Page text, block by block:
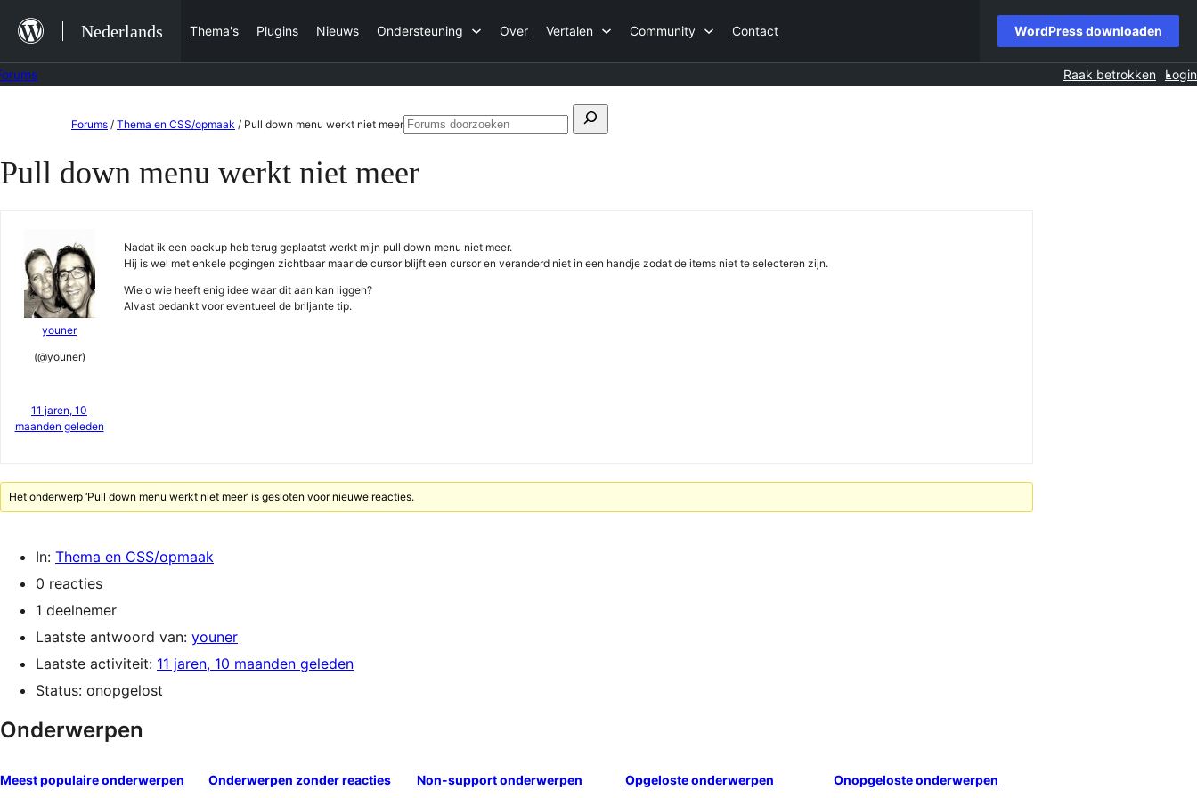
naar
de
Nederlands Thema's Plugins Nieuws Ondersteuning Over Vertalen Community Contact WordPress downloaden
Raak betrokken Login
de
Forums / Thema en CSS/opmaak / Pull down menu werkt niet meerZoeken
Forums
Pull down menu werkt niet meer
youner
(@youner)
11 jaren, 10
maanden geleden
Nadat ik een backup heb terug geplaatst werkt mijn pull down menu niet meer.
Hij is wel met enkele pogingen zichtbaar maar de cursor blijft een cursor en veranderd niet in een handje zodat de items niet te selecteren zijn.
Wie o wie heeft enig idee waar dit aan kan liggen?
Alvast bedankt voor eventueel de briljante tip.
Het onderwerp ‘Pull down menu werkt niet meer’ is gesloten voor nieuwe reacties.
In: Thema en CSS/opmaak
0 reacties
1 deelnemer
Laatste antwoord van: youner
Laatste activiteit: 11 jaren, 10 maanden geleden
Status: onopgelost
Onderwerpen
Meest populaire onderwerpen Onderwerpen zonder reacties Non-support onderwerpen Opgeloste onderwerpen Onopgeloste onderwerpen